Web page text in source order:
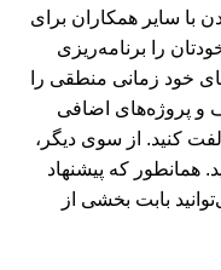
با سایر همکاران برای
را برنامه‌ریزی
خود زمانی منطقی را
و پروژه‌های اضافی
کنید. از سوی دیگر،
همانطور که پیشنهاد
بابت بخشی از